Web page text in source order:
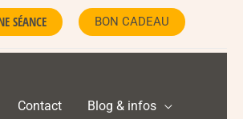
SÉANCE BON CADEAU
Contact Blog & infos